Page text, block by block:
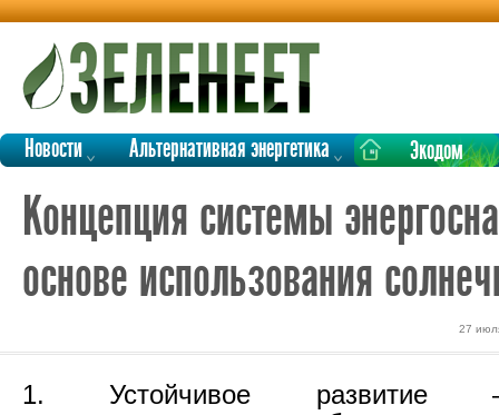
Новости Альтернативная энергетика Экодом
Концепция системы
основе использования
27
1. Устойчивое развитие